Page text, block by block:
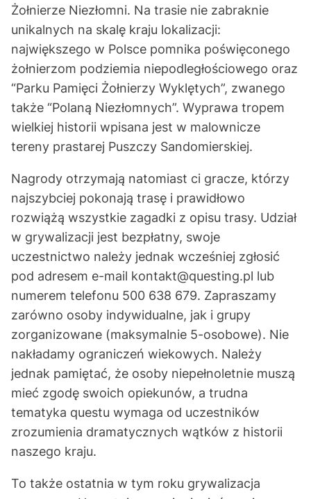
Żołnierze Niezłomni. Na trasie nie zabraknie
unikalnych na skalę kraju lokalizacji:
największego w Polsce pomnika poświęconego
żołnierzom podziemia niepodległościowego oraz
“Parku Pamięci Żołnierzy Wyklętych”, zwanego
także “Polaną Niezłomnych”. Wyprawa tropem
wielkiej historii wpisana jest w malownicze
tereny prastarej Puszczy Sandomierskiej.
Nagrody otrzymają natomiast ci gracze, którzy
najszybciej pokonają trasę i prawidłowo
rozwiążą wszystkie zagadki z opisu trasy. Udział
w grywalizacji jest bezpłatny, swoje
uczestnictwo należy jednak wcześniej zgłosić
pod adresem e-mail kontakt@questing.pl lub
numerem telefonu 500 638 679. Zapraszamy
zarówno osoby indywidualne, jak i grupy
zorganizowane (maksymalnie 5-osobowe). Nie
nakładamy ograniczeń wiekowych. Należy
jednak pamiętać, że osoby niepełnoletnie muszą
mieć zgodę swoich opiekunów, a trudna
tematyka questu wymaga od uczestników
zrozumienia dramatycznych wątków z historii
naszego kraju.
To także ostatnia w tym roku grywalizacja